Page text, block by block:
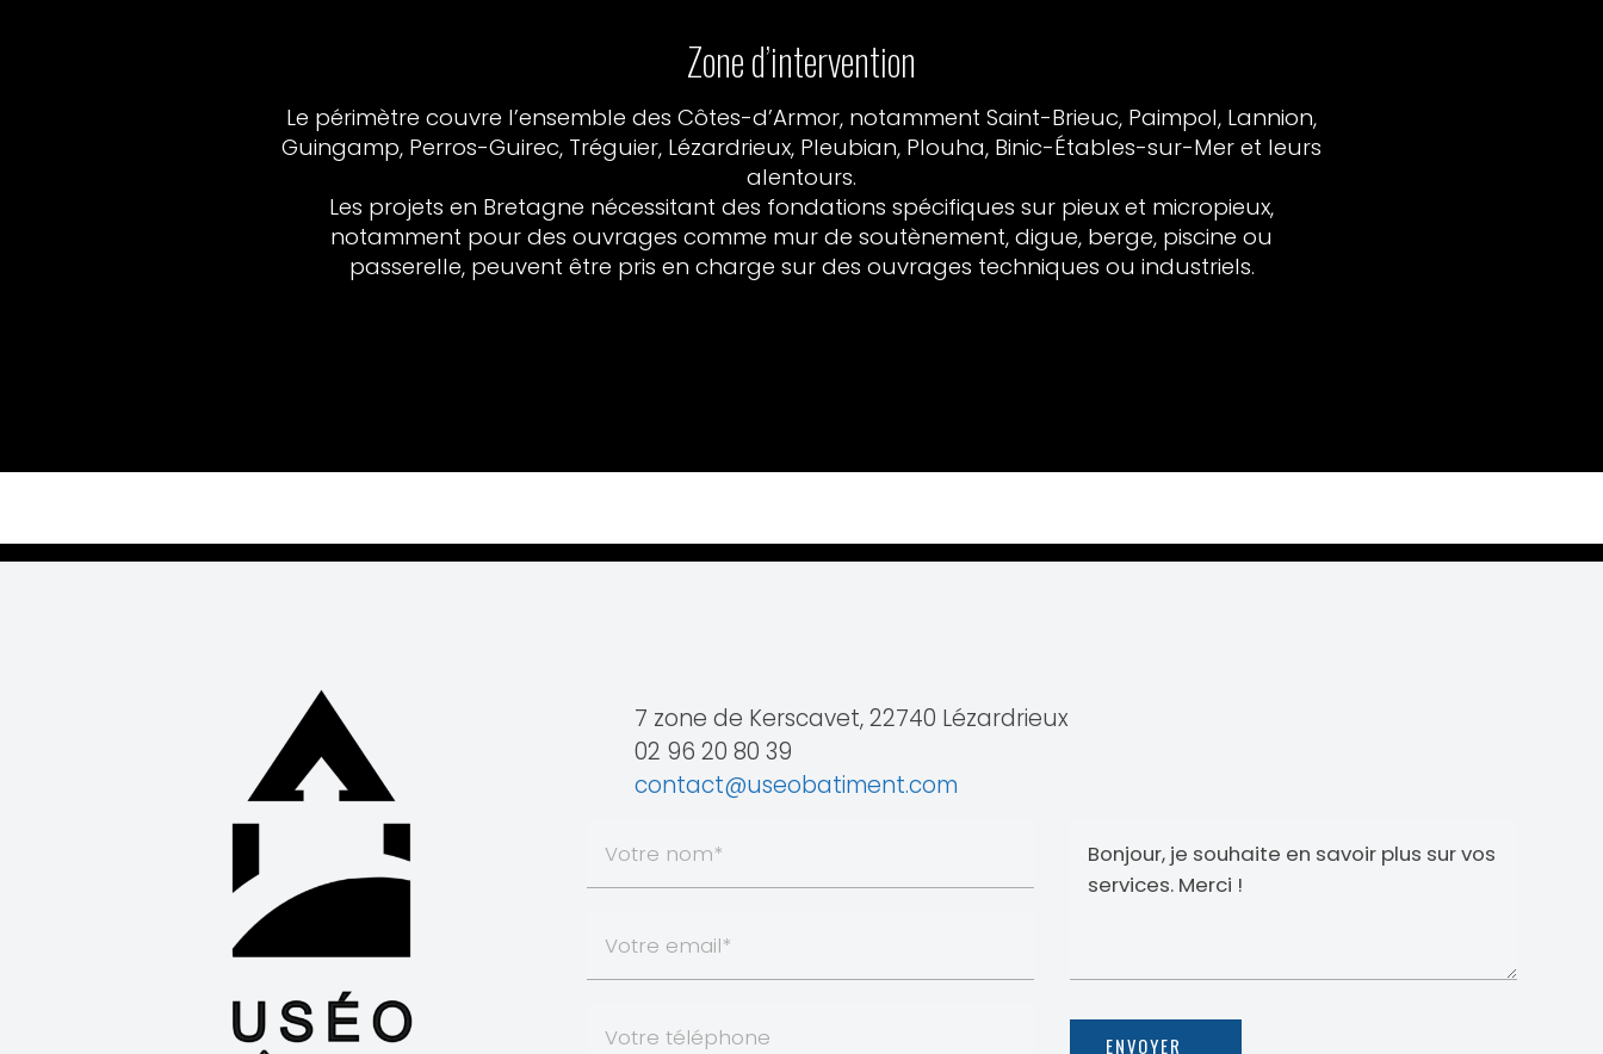
Zone d’intervention
Le périmètre couvre l’ensemble des Côtes-d’Armor, notamment Saint-Brieuc, Paimpol, Lannion,
Guingamp, Perros-Guirec, Tréguier, Lézardrieux, Pleubian, Plouha, Binic-Étables-sur-Mer et leurs
alentours.
Les projets en Bretagne nécessitant des fondations spécifiques sur pieux et micropieux,
notamment pour des ouvrages comme mur de soutènement, digue, berge, piscine ou
passerelle, peuvent être pris en charge sur des ouvrages techniques ou industriels.
7 zone de Kerscavet, 22740 Lézardrieux
02 96 20 80 39
contact@useobatiment.com
ENVOYER